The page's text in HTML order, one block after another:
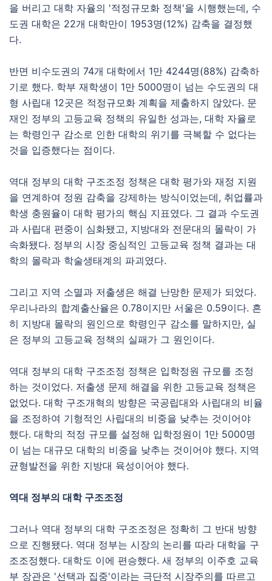
을 버리고 대학 자율의 '적정규모화 정책'을 시행했는데, 수
도권 대학은 22개 대학만이 1953명(12%) 감축을 결정했
다.
반면 비수도권의 74개 대학에서 1만 4244명(88%) 감축하
기로 했다. 학부 재학생이 1만 5000명이 넘는 수도권의 대
형 사립대 12곳은 적정규모화 계획을 제출하지 않았다. 문
재인 정부의 고등교육 정책의 유일한 성과는, 대학 자율로
는 학령인구 감소로 인한 대학의 위기를 극복할 수 없다는
것을 입증했다는 점이다.
역대 정부의 대학 구조조정 정책은 대학 평가와 재정 지원
을 연계하여 정원 감축을 강제하는 방식이었는데, 취업률과
학생 충원율이 대학 평가의 핵심 지표였다. 그 결과 수도권
과 사립대 편중이 심화됐고, 지방대와 전문대의 몰락이 가
속화됐다. 정부의 시장 중심적인 고등교육 정책 결과는 대
학의 몰락과 학술생태계의 파괴였다.
그리고 지역 소멸과 저출생은 해결 난망한 문제가 되었다.
우리나라의 합계출산율은 0.78이지만 서울은 0.59이다. 흔
히 지방대 몰락의 원인으로 학령인구 감소를 말하지만, 실
은 정부의 고등교육 정책의 실패가 그 원인이다.
역대 정부의 대학 구조조정 정책은 입학정원 규모를 조정
하는 것이었다. 저출생 문제 해결을 위한 고등교육 정책은
없었다. 대학 구조개혁의 방향은 국공립대와 사립대의 비율
을 조정하여 기형적인 사립대의 비중을 낮추는 것이어야
했다. 대학의 적정 규모를 설정해 입학정원이 1만 5000명
이 넘는 대규모 대학의 비중을 낮추는 것이어야 했다. 지역
균형발전을 위한 지방대 육성이어야 했다.
역대 정부의 대학 구조조정
그러나 역대 정부의 대학 구조조정은 정확히 그 반대 방향
으로 진행됐다. 역대 정부는 시장의 논리를 따라 대학을 구
조조정했다. 대학도 이에 편승했다. 새 정부의 이주호 교육
부 장관은 '선택과 집중'이라는 극단적 시장주의를 따르고